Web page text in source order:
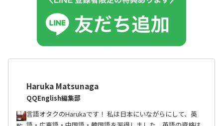
Haruka Matsunaga
QQEnglish編集部
言語オタクのHarukaです！ 私は日本にいながらにして、英